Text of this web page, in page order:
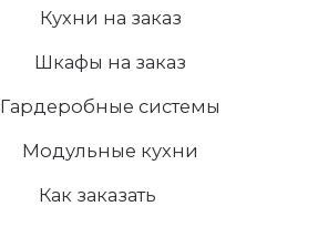
Кухни на заказ
Шкафы на заказ
Гардеробные системы
Модульные кухни
Как заказать